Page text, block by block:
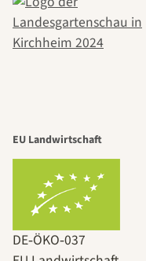
EU Landwirtschaft
DE‑ÖKO‑037